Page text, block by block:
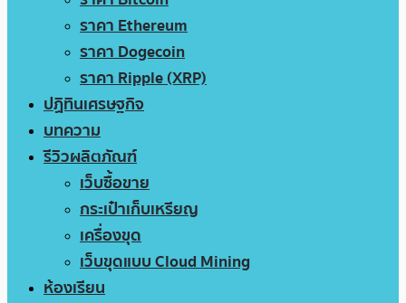
ราคา Ethereum
ราคา Dogecoin
ราคา Ripple (XRP)
ปฏิทินเศรษฐกิจ
บทความ
รีวิวผลิตภัณฑ์
เว็บซื้อขาย
กระเป๋าเก็บเหรียญ
เครื่องขุด
เว็บขุดแบบ Cloud Mining
ห้องเรียน